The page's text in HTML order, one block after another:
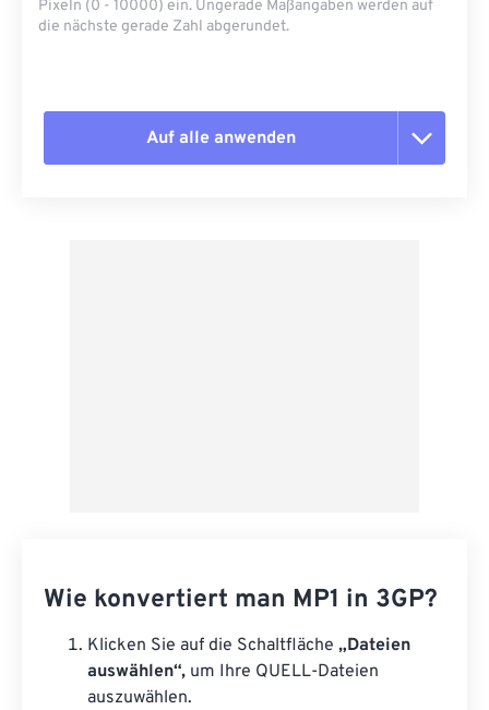
Pixeln (0 - 10000) ein. Ungerade Maßangaben werden auf
die nächste gerade Zahl abgerundet.
Auf alle anwenden
Wie konvertiert man MP1 in 3GP?
Klicken Sie auf die Schaltfläche „Dateien
auswählen“, um Ihre QUELL-Dateien
auszuwählen.